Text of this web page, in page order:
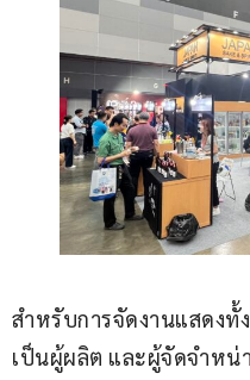
สำหรับการจัดงานแสดงทั้
เป็นผู้ผลิต และผู้จัดจำหน่